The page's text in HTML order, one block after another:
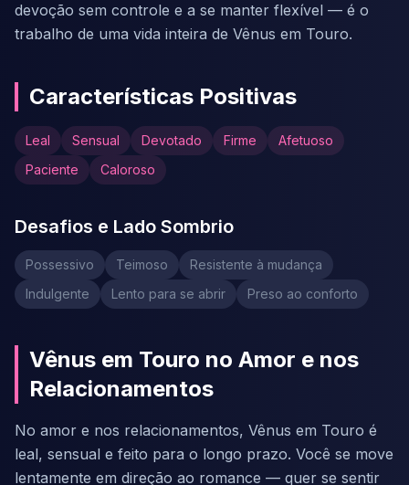
devoção sem controle e a se manter flexível — é o
trabalho de uma vida inteira de Vênus em Touro.
Características Positivas
Leal Sensual Devotado Firme
Afetuoso
Paciente
Caloroso
Desafios e Lado Sombrio
Possessivo Teimoso
Resistente à mudança
Indulgente
Lento para se abrir Preso ao conforto
Vênus em Touro no Amor e nos
Relacionamentos
No amor e nos relacionamentos, Vênus em Touro é
leal, sensual e feito para o longo prazo. Você se move
lentamente em direção ao romance — quer se sentir